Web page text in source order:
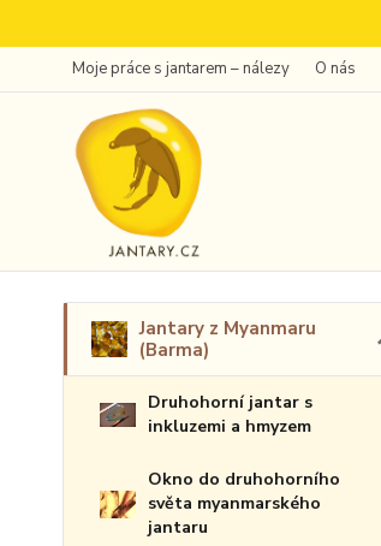
Moje práce s jantarem – nálezy O nás
Jantary z Myanmaru
(Barma)
Druhohorní jantar s
inkluzemi a hmyzem
Okno do druhohorního
světa myanmarského
jantaru